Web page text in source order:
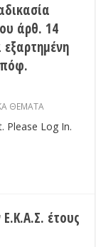
άρθ. 14
ΘΕΜΑΤΑ
Please Log In.
έτους